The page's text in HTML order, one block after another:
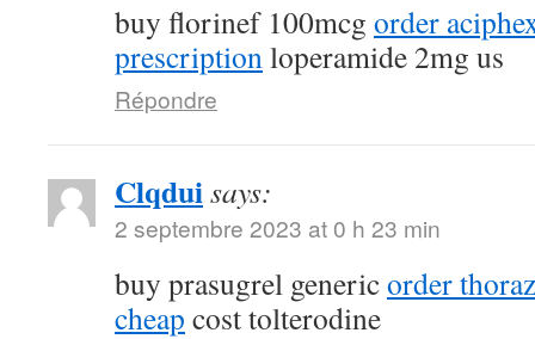
buy florinef 100mcg order
prescriptionloperamide 2mg us
Répondre
Clqduisays:
2 septembre 2023 at 0 h 23 min
buy prasugrel genericorder
cheap cost tolterodine